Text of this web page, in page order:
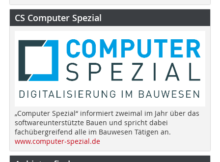
CS Computer Spezial
„Computer Spezial“ informiert zweimal im Jahr über das
softwareunterstützte Bauen und spricht dabei
fachübergreifend alle im Bauwesen Tätigen an.
www.computer-spezial.de